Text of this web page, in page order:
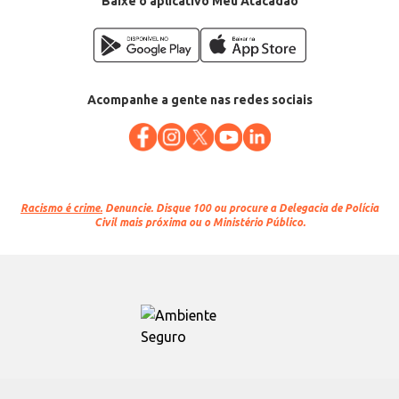
Acompanhe a gente nas redes sociais
Racismo é crime. Denuncie. Disque 100 ou procure a Delegacia de Polícia
Civil mais próxima ou o Ministério Público.